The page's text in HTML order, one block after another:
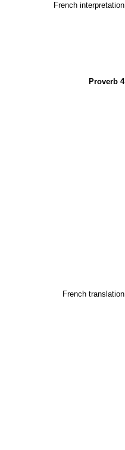
French interpretation
Proverb 4
French translation